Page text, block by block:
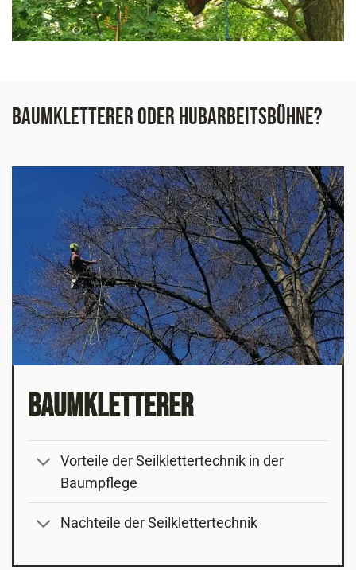
Baumkletterer oder Hubarbeitsbühne?
Baumkletterer
Vorteile der Seilklettertechnik in der
Baumpflege
Nachteile der Seilklettertechnik